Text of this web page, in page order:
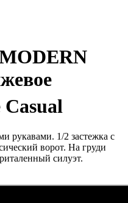
Casual
рукавами. 1/2 застежка с
ворот. На груди
силуэт.